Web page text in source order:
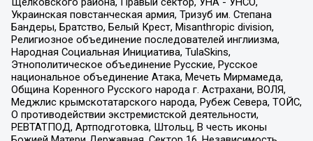
Украинская повстанческая армия, Тризуб им. Степана
Бандеры, Братство, Белый Крест, Misanthropic division,
Религиозное объединение последователей инглиизма,
Народная Социальная Инициатива, TulaSkins,
Этнополитическое объединение Русские, Русское
национальное объединение Атака, Мечеть Мирмамеда,
Община Коренного Русского народа г. Астрахани, ВОЛЯ,
Меджлис крымскотатарского народа, Рубеж Севера, ТОЙС,
О противодействии экстремистской деятельности,
РЕВТАТПОД, Артподготовка, Штольц, В честь иконы